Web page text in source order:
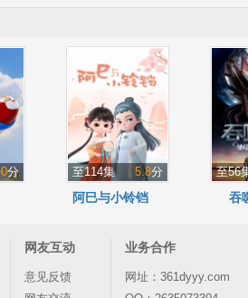
分 至114集 5.8分
阿巳与小铃铛
至56
吞
网友互动
意见反馈
业务合作
网址：361dyyy.com